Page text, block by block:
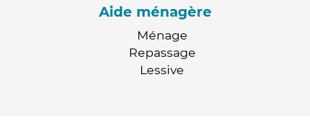
Aide ménagère
Ménage
Repassage
Lessive